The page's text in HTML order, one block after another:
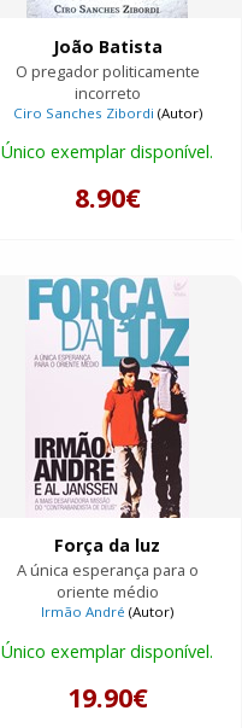
João Batista
O pregador politicamente
incorreto
Ciro Sanches Zibordi (Autor)
Único exemplar disponível.
8.90€
Força da luz
A única esperança para o
oriente médio
Irmão André (Autor)
Único exemplar disponível.
19.90€